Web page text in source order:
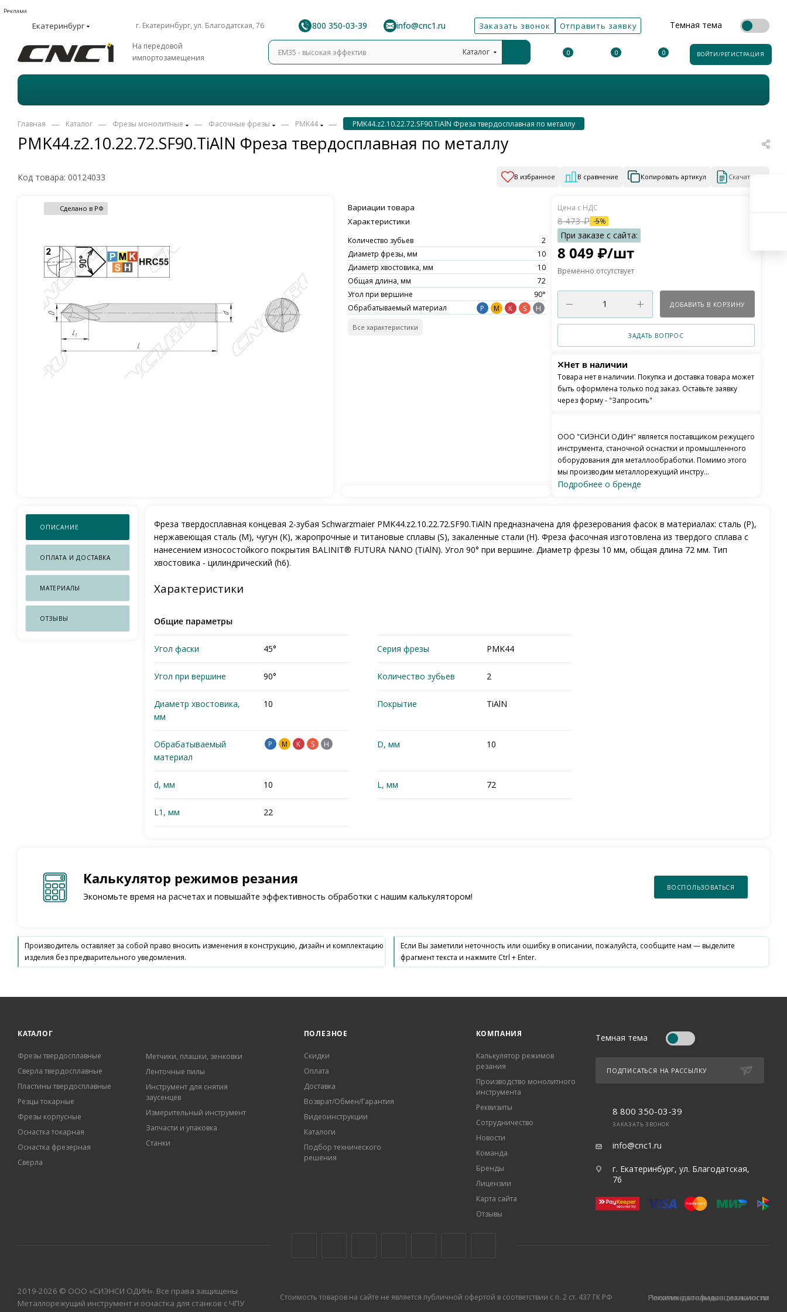
Реклама
Екатеринбург г. Екатеринбург, ул. Благодатская, 76 8 800 350-03-39 info@cnc1.ru Заказать звонок Отправить заявку Темная тема
На передовой
импортозамещения
Каталог 0 0 0 ВОЙТИ/РЕГИСТРАЦИЯ
PMK44.z2.10.22.72.SF90.TiAlN Фреза твердосплавная по металлу
Главная — Каталог — Фрезы монолитные — Фасочные фрезы — PMK44 — PMK44.z2.10.22.72.SF90.TiAlN Фреза твердосплавная по металлу
Код товара: 00124033 В избранное В сравнение Копировать артикул Скачать КП
Сделано в РФ
Вариации товара
Характеристики
Количество зубьев
2
Диаметр фрезы, мм
10
Диаметр хвостовика, мм
10
Общая длина, мм
72
Угол при вершине
90°
Обрабатываемый материал
P M K S H
Все характеристики
8 049 ₽/шт
8 473₽ -5%
Временно отсутствует
ДОБАВИТЬ В КОРЗИНУ
ЗАДАТЬ ВОПРОС
Нет в наличии
Товара нет в наличии. Покупка и доставка товара может
быть оформлена только под заказ. Оставьте заявку
через форму - "Запросить"
ООО "СИЭНСИ ОДИН" является поставщиком режущего
инструмента, станочной оснастки и промышленного
оборудования для металлообработки. Помимо этого
мы производим металлорежущий инстру...
Подробнее о бренде
ОПИСАНИЕ
ОПЛАТА И ДОСТАВКА
МАТЕРИАЛЫ
ОТЗЫВЫ
Фреза твердосплавная концевая 2-зубая Schwarzmaier PMK44.z2.10.22.72.SF90.TiAlN предназначена для фрезерования фасок в материалах: сталь (P),
нержавеющая сталь (M), чугун (K), жаропрочные и титановые сплавы (S), закаленные стали (H). Фреза фасочная изготовлена из твердого сплава с
нанесением износостойкого покрытия BALINIT® FUTURA NANO (TiAlN). Угол 90° при вершине. Диаметр фрезы 10 мм, общая длина 72 мм. Тип
хвостовика - цилиндрический (h6).
Характеристики
Общие параметры
Угол фаски 45° Серия фрезы PMK44
Угол при вершине 90° Количество зубьев 2
Диаметр хвостовика,
мм
10 Покрытие TiAlN
Обрабатываемый
материал
P M K S H D, мм 10
d, мм 10 L, мм 72
L1, мм 22
Калькулятор режимов резания
Экономьте время на расчетах и повышайте эффективность обработки с нашим калькулятором!
ВОСПОЛЬЗОВАТЬСЯ
Производитель оставляет за собой право вносить изменения в конструкцию, дизайн и комплектацию
изделия без предварительного уведомления.
Если Вы заметили неточность или ошибку в описании, пожалуйста, сообщите нам — выделите
фрагмент текста и нажмите Ctrl + Enter.
КАТАЛОГ
Фрезы твердосплавные
Сверла твердосплавные
Пластины твердосплавные
Резцы токарные
Фрезы корпусные
Оснастка токарная
Оснастка фрезерная
Сверла
Метчики, плашки, зенковки
Ленточные пилы
Инструмент для снятия
заусенцев
Измерительный инструмент
Запчасти и упаковка
Станки
ПОЛЕЗНОЕ
Скидки
Оплата
Доставка
Возврат/Обмен/Гарантия
Видеоинструкции
Каталоги
Подбор технического
решения
КОМПАНИЯ
Калькулятор режимов
резания
Производство монолитного
инструмента
Реквизиты
Сотрудничество
Новости
Команда
Бренды
Лицензии
Карта сайта
Отзывы
Темная тема
ПОДПИСАТЬСЯ НА РАССЫЛКУ
8 800 350-03-39
ЗАКАЗАТЬ ЗВОНОК
info@cnc1.ru
г. Екатеринбург, ул. Благодатская,
76
2019-2026 © ООО «СИЭНСИ ОДИН». Все права защищены
Металлорежущий инструмент и оснастка для станков с ЧПУ
Стоимость товаров на сайте не является публичной офертой в соответствии с п. 2 ст. 437 ГК РФ Политика конфиденциальности
Рекомендательные технологии